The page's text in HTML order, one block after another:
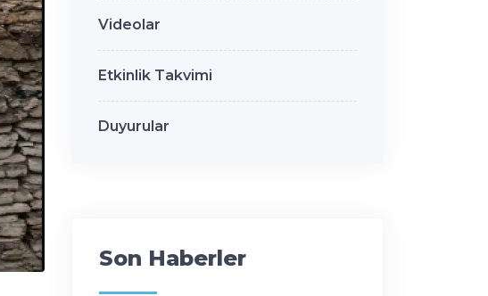
Videolar
Etkinlik Takvimi
Duyurular
Son Haberler